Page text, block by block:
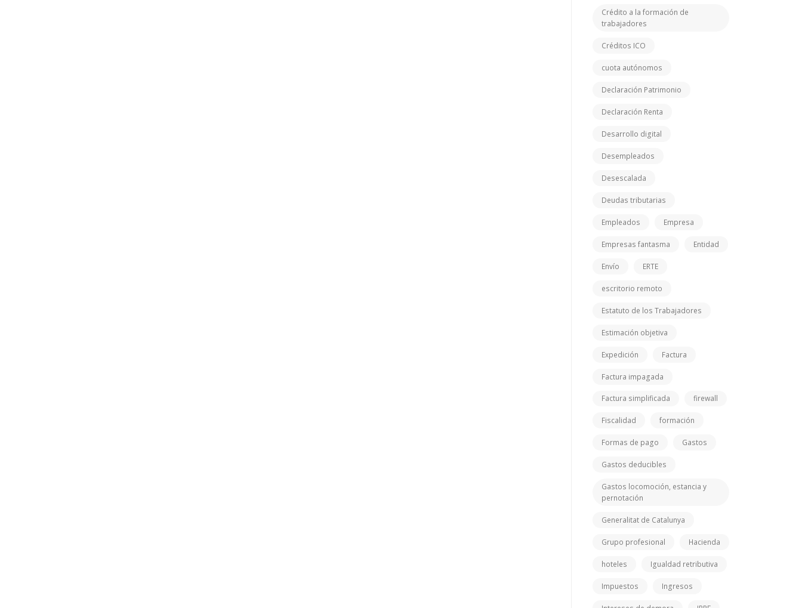
Crédito a la formación de
trabajadores
Créditos ICO
cuota autónomos
Declaración Patrimonio
Declaración Renta
Desarrollo digital
Desempleados
Desescalada
Deudas tributarias
Empleados Empresa
Empresas fantasma Entidad
Envío ERTE
escritorio remoto
Estatuto de los Trabajadores
Estimación objetiva
Expedición Factura
Factura impagada
Factura simplificada firewall
Fiscalidad formación
Formas de pago Gastos
Gastos deducibles
Gastos locomoción, estancia y
pernotación
Generalitat de Catalunya
Grupo profesional Hacienda
hoteles Igualdad retributiva
Impuestos Ingresos